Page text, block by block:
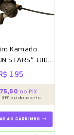
Kamado
STARS” 100%
Sem caixa
R$ 195
no PIX
de desconto
AO CARRINHO